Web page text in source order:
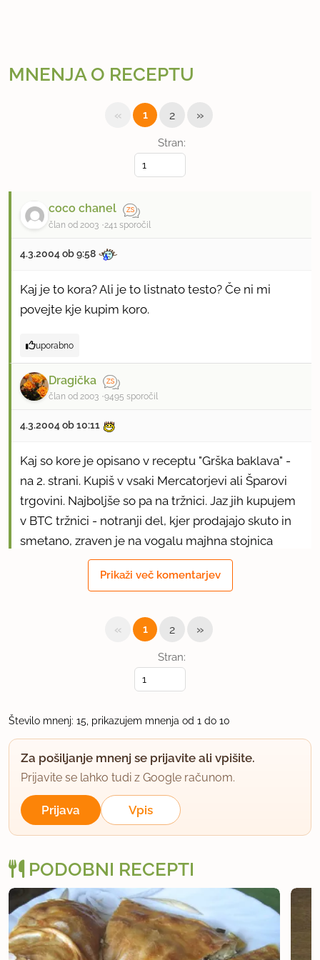
MNENJA O RECEPTU
Stran:
« 1 2 »
coco chanel
član od 2003 241 sporočil
4.3.2004 ob 9:58
Kaj je to kora? Ali je to listnato testo? Če ni mi
povejte kje kupim koro.
uporabno
Dragička
član od 2003 9495 sporočil
4.3.2004 ob 10:11
Kaj so kore je opisano v receptu "Grška baklava" -
na 2. strani. Kupiš v vsaki Mercatorjevi ali Šparovi
trgovini. Najboljše so pa na tržnici. Jaz jih kupujem
v BTC tržnici - notranji del, kjer prodajajo skuto in
smetano, zraven je na vogalu majhna stojnica
(nasproti tistih, ki pečejo piščance).
Pozdravček!
1501 sporočil
Ljubjanske tržnice-pekarstvo in testeninarstvo
Amza Safet
član od 2002 509 sporočil
5.3.2004 ob 15:20
Meni se zdi recept zanimiv in slasten.
Prikaži več komentarjev
Stran:
« 1 2 »
Število mnenj: 15, prikazujem mnenja od 1 do 10
Za pošiljanje mnenj se prijavite ali vpišite.
Prijavite se lahko tudi z Google računom.
Prijava Vpis
PODOBNI RECEPTI